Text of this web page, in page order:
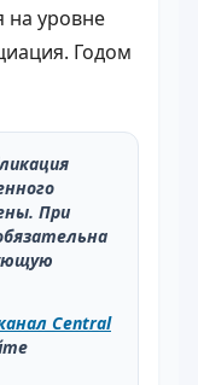
на уровне
Годом
При
Central